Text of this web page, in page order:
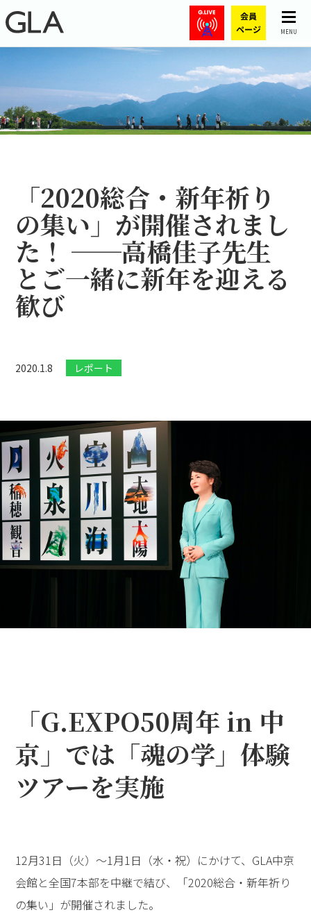
MENU
「2020総合・新年祈り
の集い」が開催されまし
た！ ──高橋佳子先生
とご一緒に新年を迎える
歓び
2020.1.8 レポート
「G.EXPO50周年 in 中
京」では「魂の学」体験
ツアーを実施
12月31日（火）～1月1日（水・祝）にかけて、GLA中京
会館と全国7本部を中継で結び、「2020総合・新年祈り
の集い」が開催されました。